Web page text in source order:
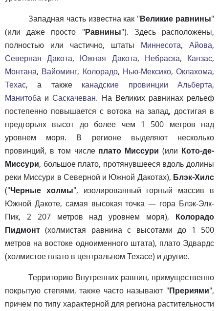
Западная часть известна как "Великие равнины"
(или даже просто "Равнины"). Здесь расположены,
полностью или частично, штаты Миннесота, Айова,
Северная Дакота, Южная Дакота, Небраска, Канзас,
Монтана, Вайоминг, Колорадо, Нью-Мексико, Оклахома,
Техас, а также канадские провинции Альберта,
Манитоба иСаскачеван. На Великих равнинах рельеф
постепенно повышается с вотока на запад, достигая в
предгорьях высот до более чем 1 500 метров над
уровнем моря. В регионе выделяют несколько
провинций, в том числе плато Миссури (или Кото-де-
Миссури, большое плато, протянувшееся вдоль долины
реки Миссури в Северной и Южной Дакотах), Блэк-Хилс
("Черные холмы", изолированный горный массив в
Южной Дакоте, самая высокая точка — гора Блэк-Элк-
Пик, 2 207 метров над уровнем моря), Колорадо
Пидмонт (холмистая равнина с высотами до 1 500
метров на востоке одноименного штата), плато Эдвардс
(холмистое плато в центральном Техасе) и другие.
Территорию Внутренних равнин, примущественно
покрытую степями, также часто называют "Прериями",
причем по типу характерной для региона растительности